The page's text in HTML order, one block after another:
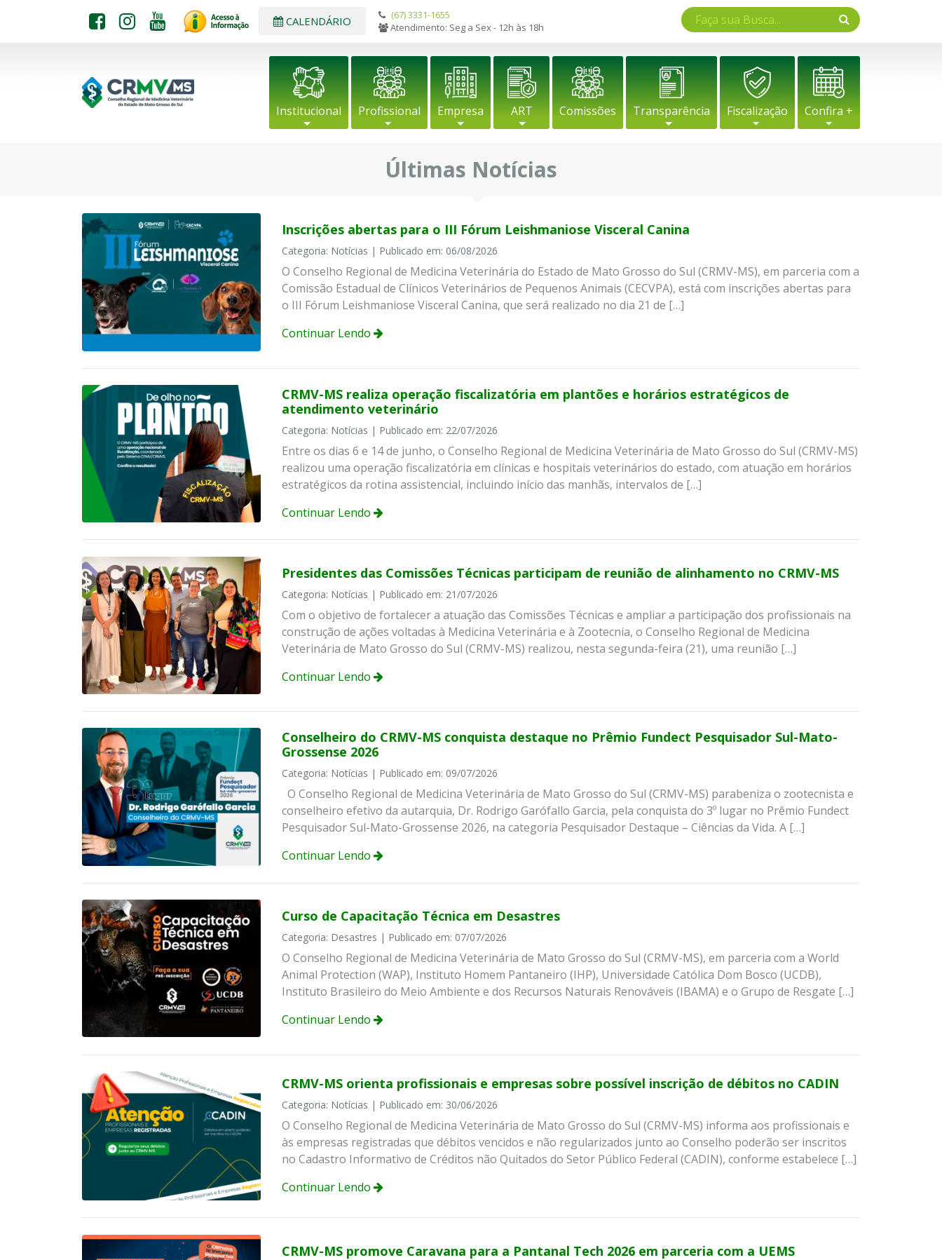
CALENDÁRIO
(67) 3331-1655
Atendimento: Seg a Sex - 12h às 18h
Institucional Profissional Empresa ART Comissões Transparência Fiscalização Confira +
Últimas Notícias
Inscrições abertas para o III Fórum Leishmaniose Visceral Canina
Categoria: Notícias | Publicado em: 06/08/2026
O Conselho Regional de Medicina Veterinária do Estado de Mato Grosso do Sul (CRMV-MS), em parceria com a
Comissão Estadual de Clínicos Veterinários de Pequenos Animais (CECVPA), está com inscrições abertas para
o III Fórum Leishmaniose Visceral Canina, que será realizado no dia 21 de […]
Continuar Lendo
CRMV-MS realiza operação fiscalizatória em plantões e horários estratégicos de
atendimento veterinário
Categoria: Notícias | Publicado em: 22/07/2026
Entre os dias 6 e 14 de junho, o Conselho Regional de Medicina Veterinária de Mato Grosso do Sul (CRMV-MS)
realizou uma operação fiscalizatória em clínicas e hospitais veterinários do estado, com atuação em horários
estratégicos da rotina assistencial, incluindo início das manhãs, intervalos de […]
Continuar Lendo
Presidentes das Comissões Técnicas participam de reunião de alinhamento no CRMV-MS
Categoria: Notícias | Publicado em: 21/07/2026
Com o objetivo de fortalecer a atuação das Comissões Técnicas e ampliar a participação dos profissionais na
construção de ações voltadas à Medicina Veterinária e à Zootecnia, o Conselho Regional de Medicina
Veterinária de Mato Grosso do Sul (CRMV-MS) realizou, nesta segunda-feira (21), uma reunião […]
Continuar Lendo
Conselheiro do CRMV-MS conquista destaque no Prêmio Fundect Pesquisador Sul-Mato-
Grossense 2026
Categoria: Notícias | Publicado em: 09/07/2026
O Conselho Regional de Medicina Veterinária de Mato Grosso do Sul (CRMV-MS) parabeniza o zootecnista e
conselheiro efetivo da autarquia, Dr. Rodrigo Garófallo Garcia, pela conquista do 3º lugar no Prêmio Fundect
Pesquisador Sul-Mato-Grossense 2026, na categoria Pesquisador Destaque – Ciências da Vida. A […]
Continuar Lendo
Curso de Capacitação Técnica em Desastres
Categoria: Desastres | Publicado em: 07/07/2026
O Conselho Regional de Medicina Veterinária de Mato Grosso do Sul (CRMV-MS), em parceria com a World
Animal Protection (WAP), Instituto Homem Pantaneiro (IHP), Universidade Católica Dom Bosco (UCDB),
Instituto Brasileiro do Meio Ambiente e dos Recursos Naturais Renováveis (IBAMA) e o Grupo de Resgate […]
Continuar Lendo
CRMV-MS orienta profissionais e empresas sobre possível inscrição de débitos no CADIN
Categoria: Notícias | Publicado em: 30/06/2026
O Conselho Regional de Medicina Veterinária de Mato Grosso do Sul (CRMV-MS) informa aos profissionais e
às empresas registradas que débitos vencidos e não regularizados junto ao Conselho poderão ser inscritos
no Cadastro Informativo de Créditos não Quitados do Setor Público Federal (CADIN), conforme estabelece […]
Continuar Lendo
CRMV-MS promove Caravana para a Pantanal Tech 2026 em parceria com a UEMS